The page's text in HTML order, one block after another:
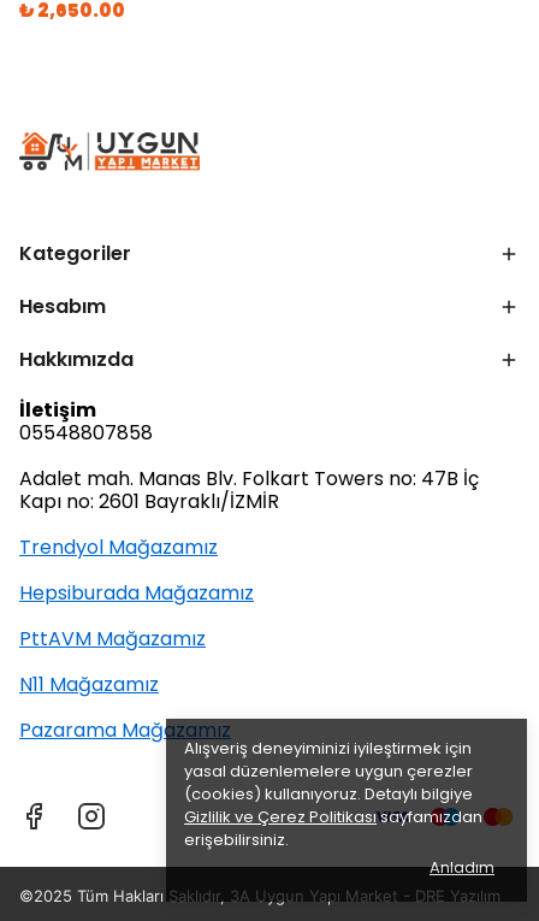
Alışveriş deneyiminizi iyileştirmek için
yasal düzenlemelere uygun çerezler
(cookies) kullanıyoruz. Detaylı bilgiye
Gizlilik ve Çerez Politikasısayfamızdan
erişebilirsiniz.
Anladım
₺ 2,650.00
Kategoriler
Hesabım
Hakkımızda
İletişim
05548807858
Adalet mah. Manas Blv. Folkart Towers no: 47B İç
Kapı no: 2601 Bayraklı/İZMİR
Trendyol Mağazamız
Hepsiburada Mağazamız
PttAVM Mağazamız
N11 Mağazamız
Pazarama Mağazamız
©2025 Tüm Hakları Saklıdır, 3A Uygun Yapı Market - DRE Yazılım